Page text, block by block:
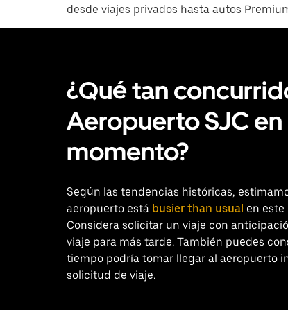
desde viajes privados hasta autos
¿Qué tan
Aeropuerto SJC
momento?
Según las tendencias históricas,
aeropuerto está busier than usual en
Considera solicitar un viaje con
viaje para más tarde. También puedes
tiempo podría tomar llegar al aeropuerto
solicitud de viaje.